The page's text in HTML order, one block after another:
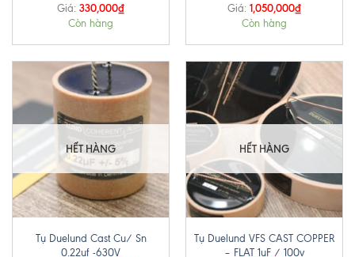
Giá: 330,000₫
Còn hàng
Giá: 1,050,000₫
Còn hàng
HẾT HÀNG
Tụ Duelund Cast Cu/ Sn
0.22uf -630V
HẾT HÀNG
Tụ Duelund VFS CAST COPPER
– FLAT 1uF / 100v